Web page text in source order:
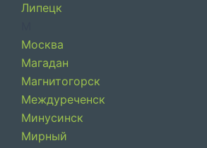
Липецк
Москва
Магадан
Магнитогорск
Междуреченск
Минусинск
Мирный